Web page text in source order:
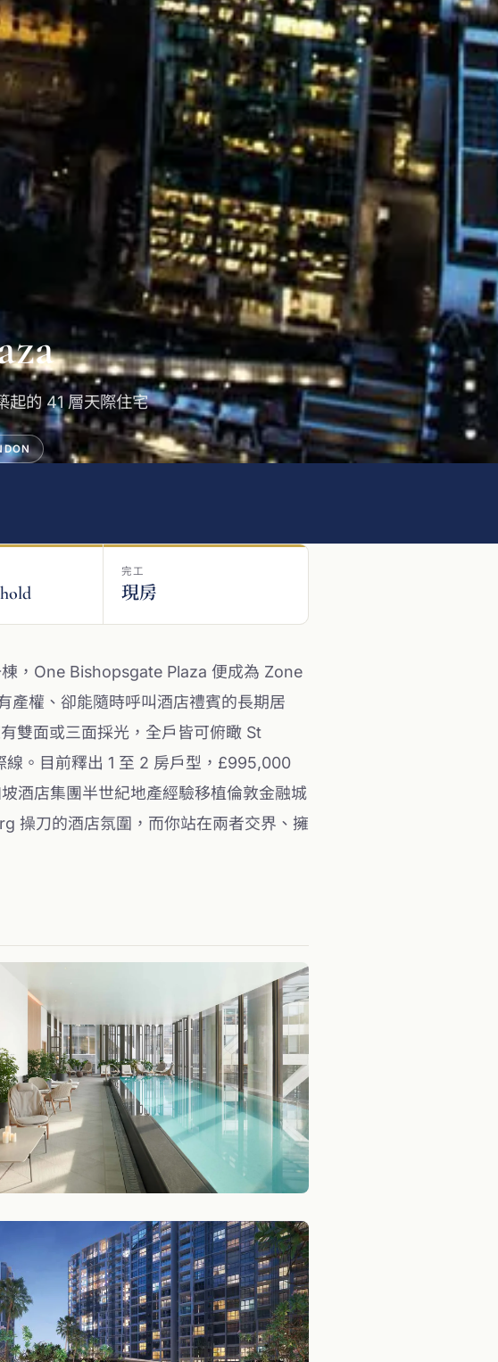
的 41 層天際住宅
完工
現房
，One Bishopsgate Plaza 便成為 Zone
權、卻能隨時呼叫酒店禮賓的長期居
雙面或三面採光，全戶皆可俯瞰 St
。目前釋出 1 至 2 房戶型，£995,000
酒店集團半世紀地產經驗移植倫敦金融城
操刀的酒店氛圍，而你站在兩者交界、擁